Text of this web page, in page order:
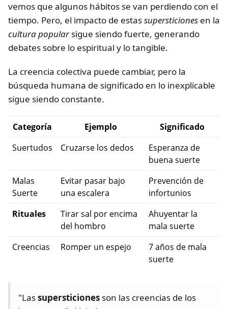
vemos que algunos hábitos se van perdiendo con el
tiempo. Pero, el impacto de estassupersticiones en la
cultura popularsigue siendo fuerte, generando
debates sobre lo espiritual y lo tangible.
La creencia colectiva puede cambiar, pero la
búsqueda humana de significado en lo inexplicable
sigue siendo constante.
Categoría Ejemplo
Significado
Suertudos
Cruzarse los dedos
Esperanza de
buena suerte
Malas
Suerte
Evitar pasar bajo
una escalera
Prevención de
infortunios
Rituales
Tirar sal por encima
del hombro
Ahuyentar la
mala suerte
Creencias
Romper un espejo
7 años de mala
suerte
"Lassupersticiones son las creencias de los